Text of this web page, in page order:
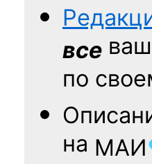
все
по
на МАИ